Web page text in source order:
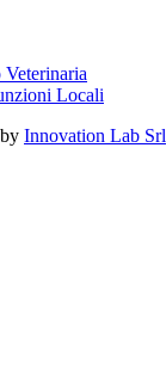
Locali
Innovation Lab Srl